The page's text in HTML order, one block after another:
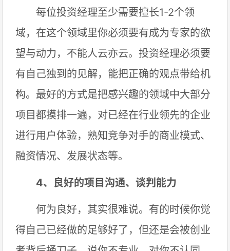
每位投资经理至少需要擅长1-2个领
域，在这个领域里你必须要有成为专家的欲
望与动力，不能人云亦云。投资经理必须要
有自己独到的见解，能把正确的观点带给机
构。最好的方式是把感兴趣的领域中大部分
项目都摸排一遍，对已经在行业领先的企业
进行用户体验，熟知竞争对手的商业模式、
融资情况、发展状态等。
4、良好的项目沟通、谈判能力
何为良好，其实很难说。有的时候你觉
得自己已经做的足够好了，但还是会被创业